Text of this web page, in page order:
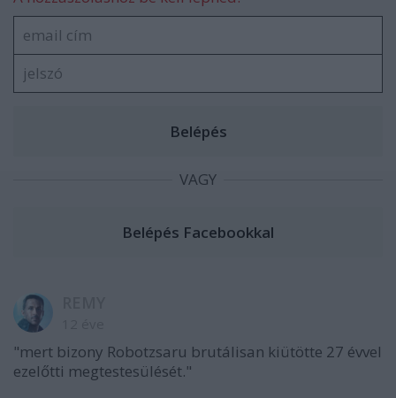
VAGY
"mert bizony Robotzsaru brutálisan kiütötte 27 évvel
ezelőtti megtestesülését."